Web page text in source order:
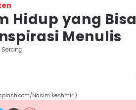
Hidup yang Bisa
Menulis
Serang
Nasim Keshmiri)